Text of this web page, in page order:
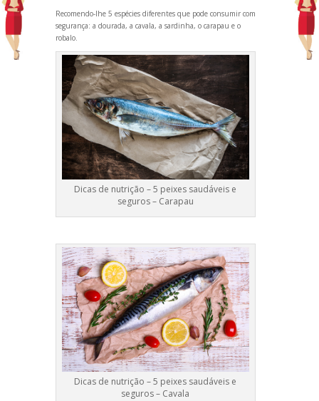
Recomendo-lhe 5 espécies diferentes que pode consumir com
segurança: a dourada, a cavala, a sardinha, o carapau e o
robalo.
Dicas de nutrição – 5 peixes saudáveis e
seguros – Carapau
Dicas de nutrição – 5 peixes saudáveis e
seguros – Cavala